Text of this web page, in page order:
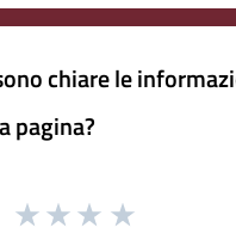
chiare le
pagina?